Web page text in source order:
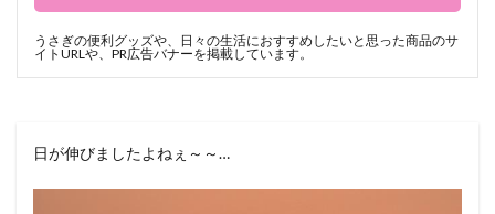
うさぎの便利グッズや、日々の生活におすすめしたいと思った商品のサ
イトURLや、PR広告バナーを掲載しています。
日が伸びましたよねぇ～～…